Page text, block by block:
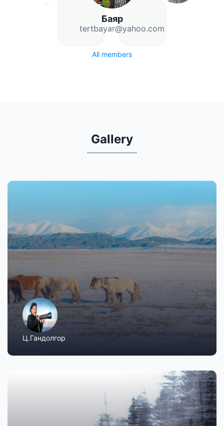
Баяр
tertbayar@yahoo.com
All members
Gallery
Ц.Гандолгор